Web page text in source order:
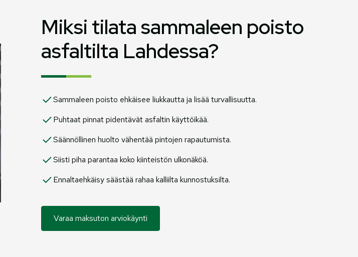
Miksi tilata sammaleen poisto
asfaltilta Lahdessa?
Sammaleen poisto ehkäisee liukkautta ja lisää turvallisuutta.
Puhtaat pinnat pidentävät asfaltin käyttöikää.
Säännöllinen huolto vähentää pintojen rapautumista.
Siisti piha parantaa koko kiinteistön ulkonäköä.
Ennaltaehkäisy säästää rahaa kalliilta kunnostuksilta.
Varaa maksuton arviokäynti